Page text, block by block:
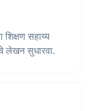
सहाय्य
लेखन सुधारवा.